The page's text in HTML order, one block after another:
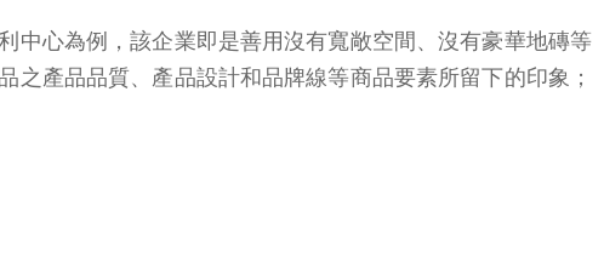
中心為例，該企業即是善用沒有寬敞空間、沒有豪華地磚等
產品品質、產品設計和品牌線等商品要素所留下的印象；